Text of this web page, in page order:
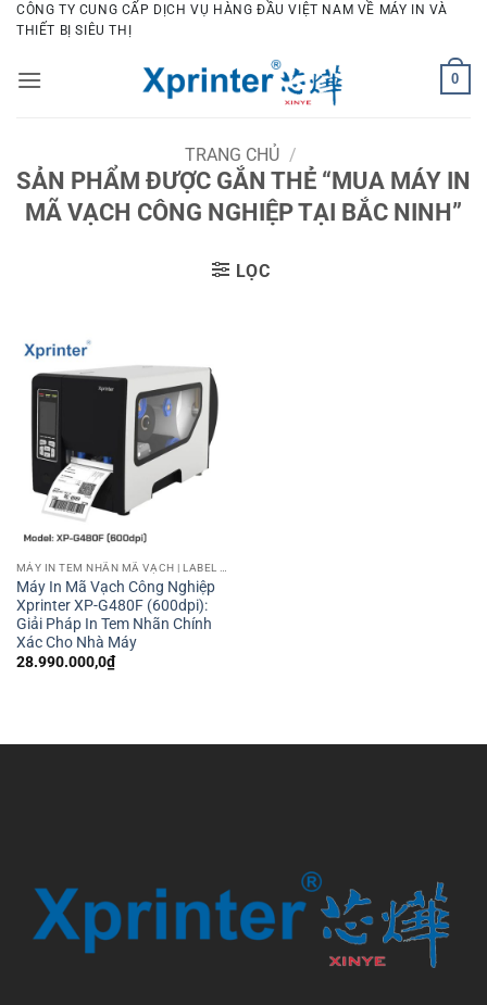
Bỏ
qua
dung
CÔNG TY CUNG CẤP DỊCH VỤ HÀNG ĐẦU VIỆT NAM VỀ MÁY IN VÀ
THIẾT BỊ SIÊU THỊ
0
TRANG CHỦ /
SẢN PHẨM ĐƯỢC GẮN THẺ “MUA MÁY IN
MÃ VẠCH CÔNG NGHIỆP TẠI BẮC NINH”
LỌC
Máy In Mã Vạch Công Nghiệp
Xprinter XP-G480F (600dpi):
Giải Pháp In Tem Nhãn Chính
Xác Cho Nhà Máy
28.990.000,0₫